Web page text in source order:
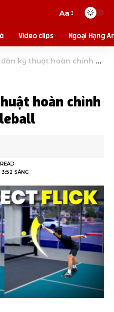
Aa
Video clips Ngoại Hạng
thuật hoàn chỉnh – The Dink Pickleball
hoàn chỉnh
SÁNG